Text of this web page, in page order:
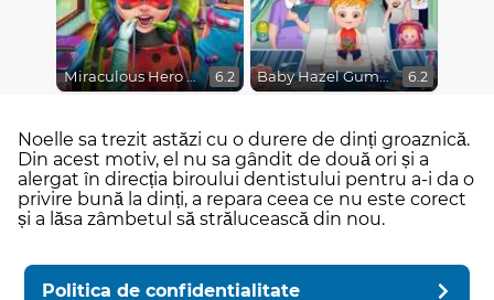
Miraculous Hero Real Dentist 6.2 Baby Hazel Gums Treatment 6.2
Noelle sa trezit astăzi cu o durere de dinți groaznică.
Din acest motiv, el nu sa gândit de două ori și a
alergat în direcția biroului dentistului pentru a-i da o
privire bună la dinți, a repara ceea ce nu este corect
și a lăsa zâmbetul să strălucească din nou.
Politica de confidentialitate